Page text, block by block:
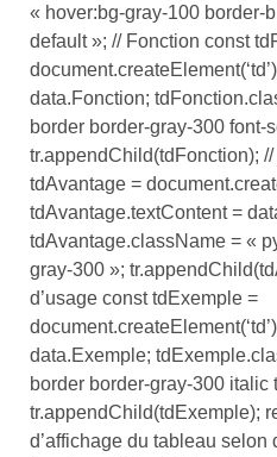
« hover:bg-gray-100 border-
default »; // Fonction const
data.Fonction;
border border-gray-300 font-
tr.appendChild(tdFonction);
tdAvantage =
tdAvantage.textContent =
tdAvantage.className = «
gray-300 »;
d’usage const tdExemple =
data.Exemple;
border border-gray-300 italic
tr.appendChild(tdExemple);
d’affichage du tableau selon